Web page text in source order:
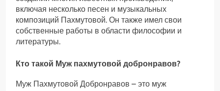
включая несколько песен и музыкальных
композиций Пахмутовой. Он также имел свои
собственные работы в области философии и
литературы.
Кто такой Муж пахмутовой добронравов?
Муж Пахмутовой Добронравов – это муж